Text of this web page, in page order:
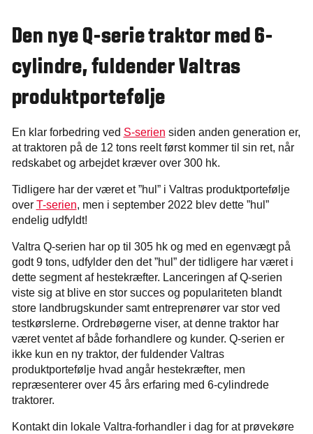
Den nye Q-serie traktor med 6-
cylindre, fuldender Valtras
produktportefølje
En klar forbedring ved S-serien siden anden generation er,
at traktoren på de 12 tons reelt først kommer til sin ret, når
redskabet og arbejdet kræver over 300 hk.
Tidligere har der været et ”hul” i Valtras produktportefølje
over T-serien, men i september 2022 blev dette ”hul”
endelig udfyldt!
Valtra Q-serien har op til 305 hk og med en egenvægt på
godt 9 tons, udfylder den det ”hul” der tidligere har været i
dette segment af hestekræfter. Lanceringen af Q-serien
viste sig at blive en stor succes og populariteten blandt
store landbrugskunder samt entreprenører var stor ved
testkørslerne. Ordrebøgerne viser, at denne traktor har
været ventet af både forhandlere og kunder. Q-serien er
ikke kun en ny traktor, der fuldender Valtras
produktportefølje hvad angår hestekræfter, men
repræsenterer over 45 års erfaring med 6-cylindrede
traktorer.
Kontakt din lokale Valtra-forhandler i dag for at prøvekøre